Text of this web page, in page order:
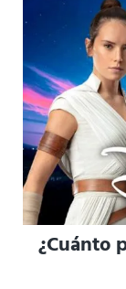
¿Cuánto